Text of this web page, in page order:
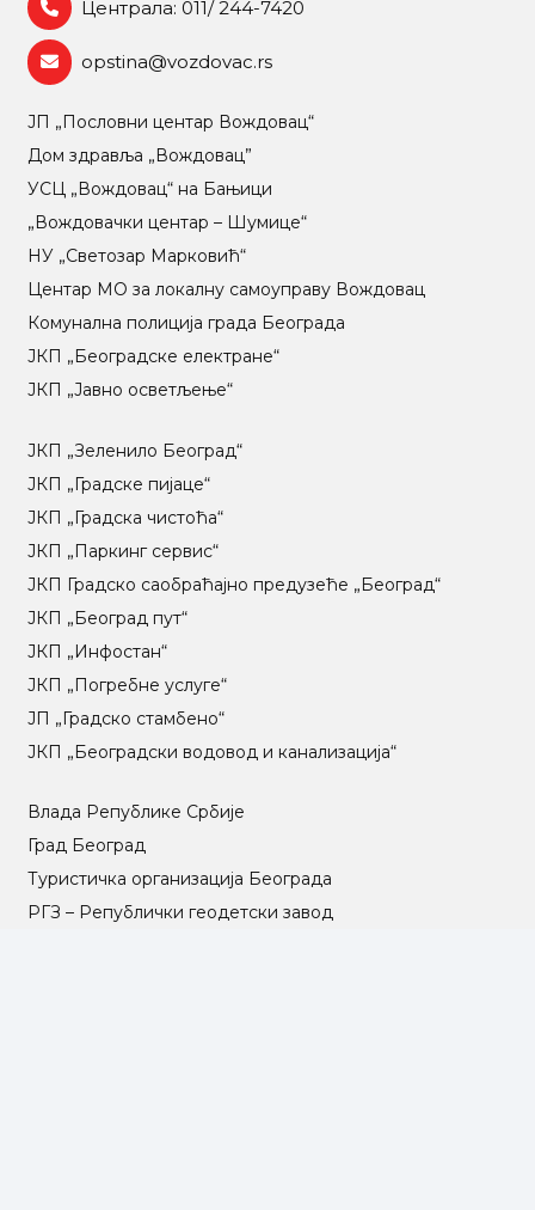
Централа: 011/ 244-7420
opstina@vozdovac.rs
ЈП „Пословни центар Вождовац“
Дом здравља „Вождовац”
УСЦ „Вождовац“ на Бањици
„Вождовачки центар – Шумице“
НУ „Светозар Марковић“
Центар МO за локалну самоуправу Вождовац
Комунална полиција града Београда
ЈКП „Београдске електране“
ЈКП „Јавно осветљење“
ЈКП „Зеленило Београд“
ЈКП „Градске пијаце“
ЈКП „Градска чистоћа“
ЈКП „Паркинг сервис“
ЈКП Градско саобраћајно предузеће „Београд“
ЈКП „Београд пут“
ЈКП „Инфостан“
ЈКП „Погребне услуге“
ЈП „Градско стамбено“
ЈКП „Београдски водовод и канализација“
Влада Републике Србије
Град Београд
Туристичка организација Београда
РГЗ – Републички геодетски завод